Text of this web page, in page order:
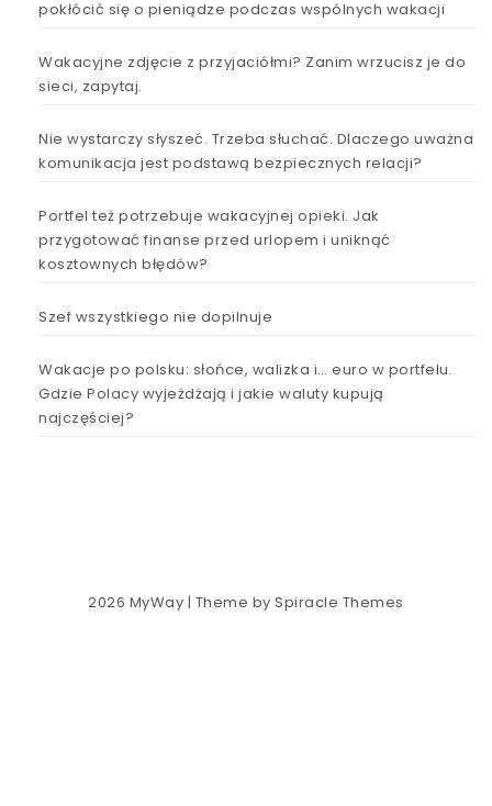
pokłócić się o pieniądze podczas wspólnych wakacji
Wakacyjne zdjęcie z przyjaciółmi? Zanim wrzucisz je do
sieci, zapytaj.
Nie wystarczy słyszeć. Trzeba słuchać. Dlaczego uważna
komunikacja jest podstawą bezpiecznych relacji?
Portfel też potrzebuje wakacyjnej opieki. Jak
przygotować finanse przed urlopem i uniknąć
kosztownych błędów?
Szef wszystkiego nie dopilnuje
Wakacje po polsku: słońce, walizka i… euro w portfelu.
Gdzie Polacy wyjeżdżają i jakie waluty kupują
najczęściej?
2026 MyWay | Theme bySpiracle Themes